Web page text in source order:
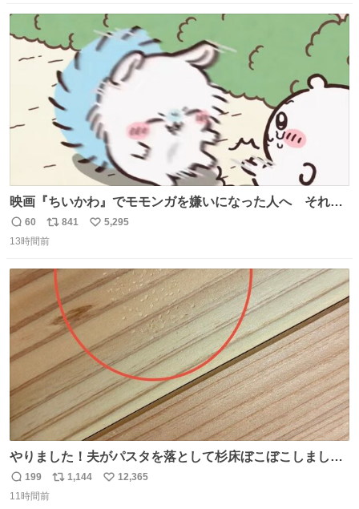
数
映画『ちいかわ』でモモンガを嫌いになった人へ それで
も愛される理由と可能性 kai-you.net/article/96186 『映画
ちいかわ 人魚の島のひみつ』を3回観て、原作も追ってい
す。ちいかわ初心者向けです🖊
返
信
60
リ
ポ
ト
数
841
い
数
5,295
13時間前
やりました！夫がパスタを落として杉床ぼこぼこしまし
た！よかったーーー！ファーストぼこぼこ自分じゃなく
て！これで第二波いつでもいけます！！！✌️いやーほっと
返
信
199
リ
1,144
い
12,365
11時間前